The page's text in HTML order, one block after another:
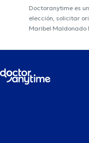
Doctoranytime es
elección, solicitar
Maribel Maldonado